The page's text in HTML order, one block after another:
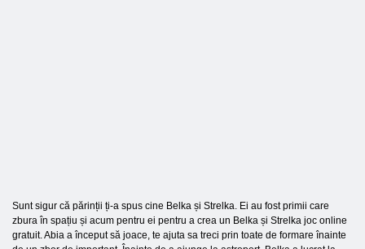
Sunt sigur că părinții ți-a spus cine Belka și Strelka. Ei au fost primii care
zbura în spațiu și acum pentru ei pentru a crea un Belka și Strelka joc online
gratuit. Abia a început să joace, te ajuta sa treci prin toate de formare înainte